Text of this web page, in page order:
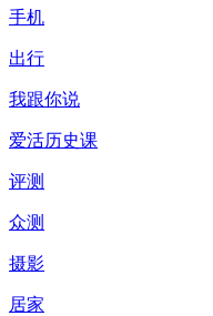
手机
出行
我跟你说
爱活历史课
评测
众测
摄影
居家